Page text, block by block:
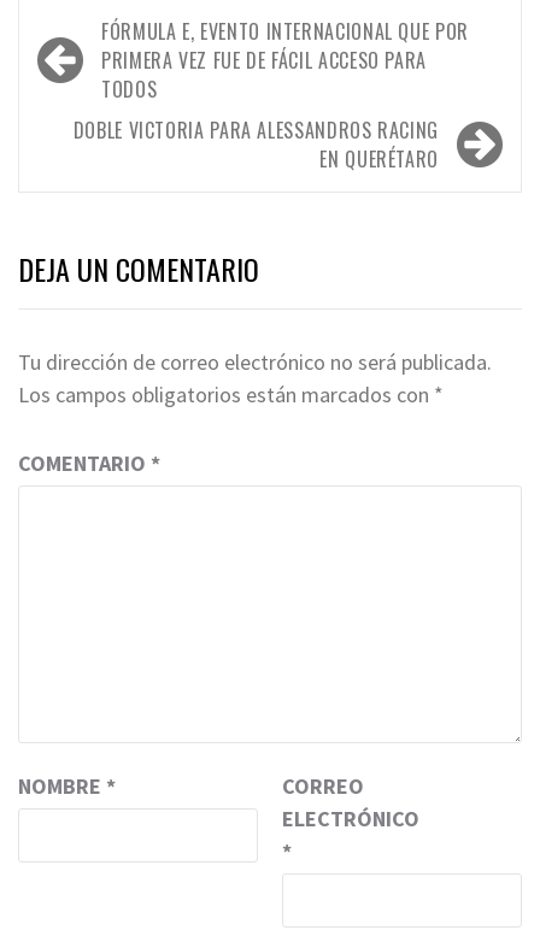
Navegación
de
entradas
FÓRMULA E, EVENTO INTERNACIONAL QUE POR
PRIMERA VEZ FUE DE FÁCIL ACCESO PARA
TODOS
DOBLE VICTORIA PARA ALESSANDROS RACING
EN QUERÉTARO
DEJA UN COMENTARIO
Tu dirección de correo electrónico no será publicada.
Los campos obligatorios están marcados con *
COMENTARIO *
NOMBRE *
CORREO
ELECTRÓNICO
*